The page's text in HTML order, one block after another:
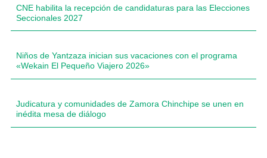
CNE habilita la recepción de candidaturas para las Elecciones
Seccionales 2027
Niños de Yantzaza inician sus vacaciones con el programa
«Wekain El Pequeño Viajero 2026»
Judicatura y comunidades de Zamora Chinchipe se unen en
inédita mesa de diálogo